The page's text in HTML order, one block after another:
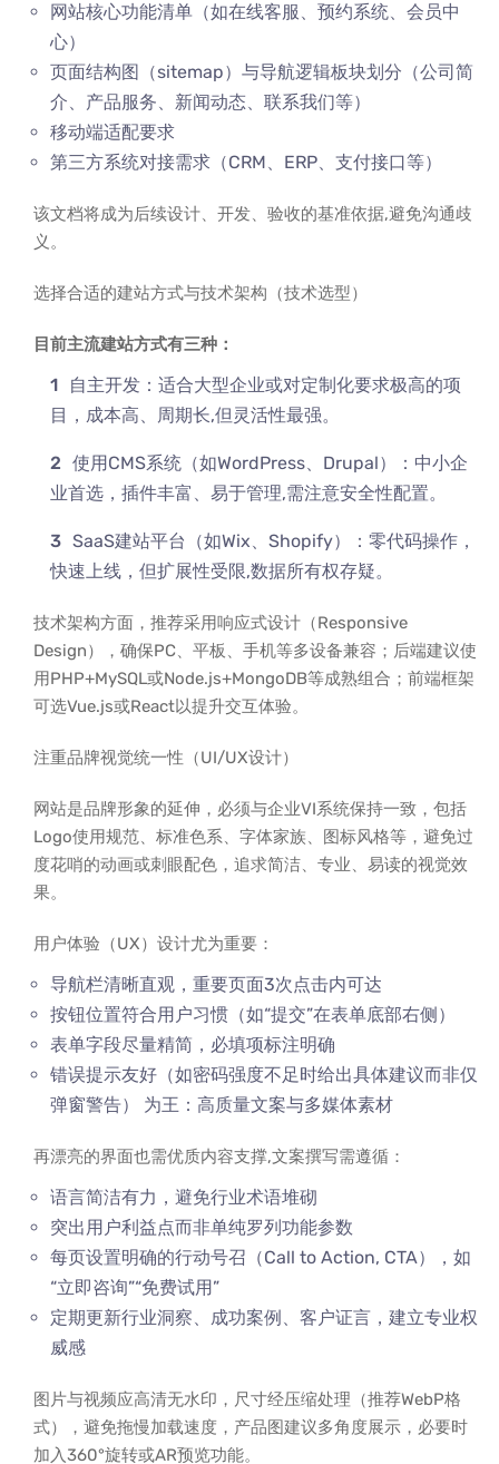
网站核心功能清单（如在线客服、预约系统、会员中
心）
页面结构图（sitemap）与导航逻辑板块划分（公司简
介、产品服务、新闻动态、联系我们等）
移动端适配要求
第三方系统对接需求（CRM、ERP、支付接口等）
该文档将成为后续设计、开发、验收的基准依据,避免沟通歧
义。
选择合适的建站方式与技术架构（技术选型）
目前主流建站方式有三种：
自主开发：适合大型企业或对定制化要求极高的项
目，成本高、周期长,但灵活性最强。
使用CMS系统（如WordPress、Drupal）：中小企
业首选，插件丰富、易于管理,需注意安全性配置。
SaaS建站平台（如Wix、Shopify）：零代码操作，
快速上线，但扩展性受限,数据所有权存疑。
技术架构方面，推荐采用响应式设计（Responsive
Design），确保PC、平板、手机等多设备兼容；后端建议使
用PHP+MySQL或Node.js+MongoDB等成熟组合；前端框架
可选Vue.js或React以提升交互体验。
注重品牌视觉统一性（UI/UX设计）
网站是品牌形象的延伸，必须与企业VI系统保持一致，包括
Logo使用规范、标准色系、字体家族、图标风格等，避免过
度花哨的动画或刺眼配色，追求简洁、专业、易读的视觉效
果。
用户体验（UX）设计尤为重要：
导航栏清晰直观，重要页面3次点击内可达
按钮位置符合用户习惯（如“提交”在表单底部右侧）
表单字段尽量精简，必填项标注明确
错误提示友好（如密码强度不足时给出具体建议而非仅
弹窗警告） 为王：高质量文案与多媒体素材
再漂亮的界面也需优质内容支撑,文案撰写需遵循：
语言简洁有力，避免行业术语堆砌
突出用户利益点而非单纯罗列功能参数
每页设置明确的行动号召（Call to Action, CTA），如
“立即咨询”“免费试用”
定期更新行业洞察、成功案例、客户证言，建立专业权
威感
图片与视频应高清无水印，尺寸经压缩处理（推荐WebP格
式），避免拖慢加载速度，产品图建议多角度展示，必要时
加入360°旋转或AR预览功能。